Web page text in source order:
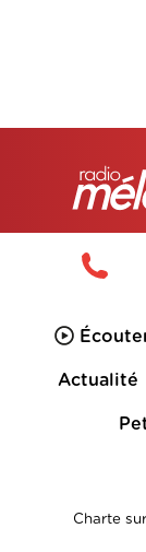
Actualité
Charte